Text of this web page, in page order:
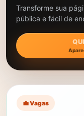
Transforme sua
pública e fácil de
💼 Vagas